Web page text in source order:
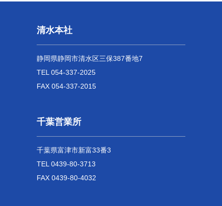
清水本社
静岡県静岡市清水区三保387番地7
TEL 054-337-2025
FAX 054-337-2015
千葉営業所
千葉県富津市新富33番3
TEL 0439-80-3713
FAX 0439-80-4032